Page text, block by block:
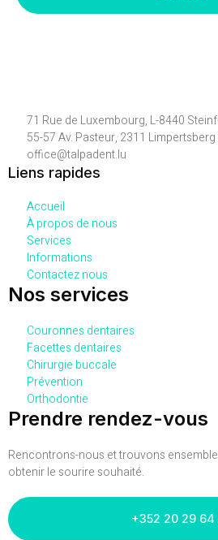
71 Rue de Luxembourg, L-8440
55-57 Av. Pasteur, 2311
office@talpadent.lu
Liens rapides
Accueil
À propos de nous
Services
Informations
Contactez nous
Nos services
Couronnes dentaires
Facettes dentaires
Chirurgie buccale
Prévention
Orthodontie
Prendre rendez-vous
Rencontrons-nous et trouvons
obtenir le sourire souhaité.
+352 20 29 64